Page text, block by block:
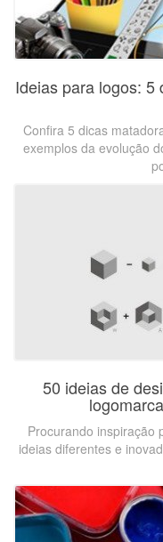
Ideias para logos: 5
Confira 5 dicas
exemplos da evolução
50 ideias de
Procurando inspiração
ideias diferentes e